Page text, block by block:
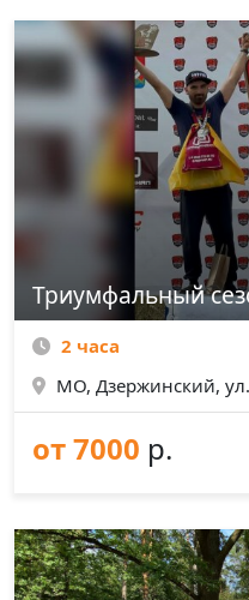
Триумфальный
2 часа
МО, Дзержинский,
от 7000 р.